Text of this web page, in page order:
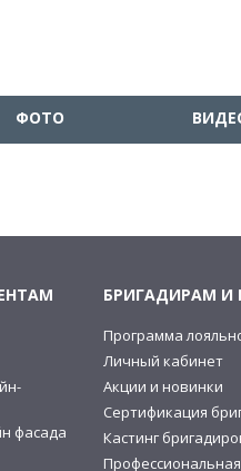
ФОТО
фасада
БРИГАДИРАМ И
Программа
Личный кабинет
Акции и новинки
Сертификация
Кастинг